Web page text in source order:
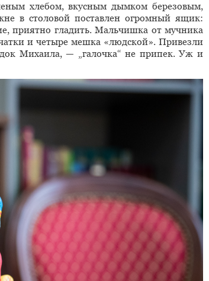
хлебом, вкусным дымком березовым,
в столовой поставлен огромный ящик:
приятно гладить. Мальчишка от мучника
и четыре мешка «людской». Привезли
Михаила, — „галочка“ не припек. Уж и